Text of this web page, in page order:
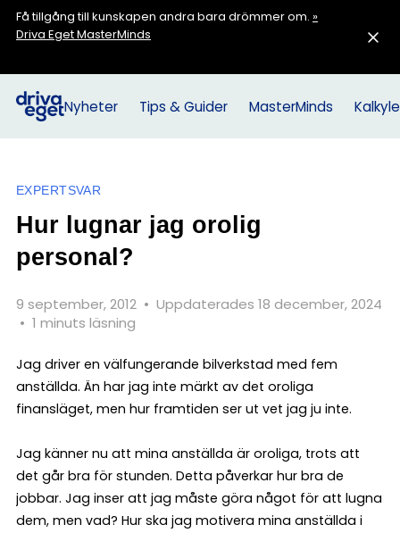
Få tillgång till kunskapen andra bara drömmer om. »
Driva Eget MasterMinds
Nyheter Tips & Guider MasterMinds
EXPERTSVAR
Hur lugnar jag orolig
personal?
9 september, 2012 • Uppdaterades 18 december, 2024
• 1 minuts läsning
Jag driver en välfungerande bilverkstad med fem
anställda. Än har jag inte märkt av det oroliga
finansläget, men hur framtiden ser ut vet jag ju inte.
Jag känner nu att mina anställda är oroliga, trots att
det går bra för stunden. Detta påverkar hur bra de
jobbar. Jag inser att jag måste göra något för att lugna
dem, men vad? Hur ska jag motivera mina anställda i